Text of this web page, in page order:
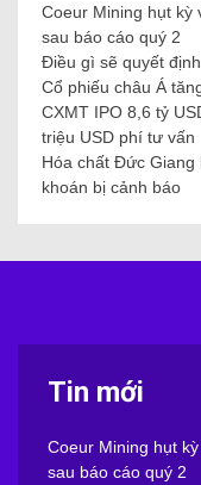
Coeur Mining hụt kỳ
sau báo cáo quý 2
Điều gì sẽ quyết
Cổ phiếu châu Á
CXMT IPO 8,6 tỷ
triệu USD phí tư vấn
Hóa chất Đức
khoán bị cảnh báo
Tin mới
Coeur Mining hụt
sau báo cáo quý 2